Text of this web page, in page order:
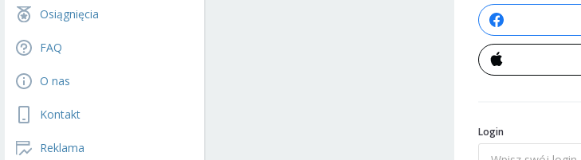
Osiągnięcia
FAQ
O nas
Kontakt
Reklama
Login